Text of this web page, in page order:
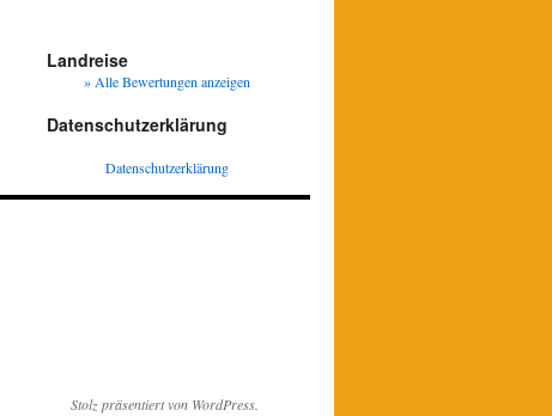
Landreise
» Alle Bewertungen anzeigen
Datenschutzerklärung
Datenschutzerklärung
Stolz präsentiert von WordPress.